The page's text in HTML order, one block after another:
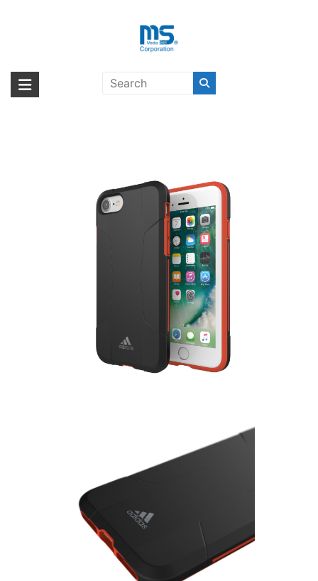
海外輸入ブランド商品｜株式会社
海外事業部が取り揃えている海外輸入商品には、日本では珍しい「海外ブ
ランド」をはじめ「ユニークな商品」「機能的な商品」「コストパフォー
Performance Solo Case iPhone 8